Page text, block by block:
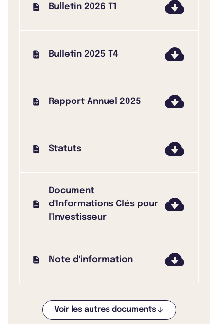
Bulletin 2026 T1
Bulletin 2025 T4
Rapport Annuel 2025
Statuts
Document
d'Informations Clés pour
l'Investisseur
Note d'information
Voir les autres documents